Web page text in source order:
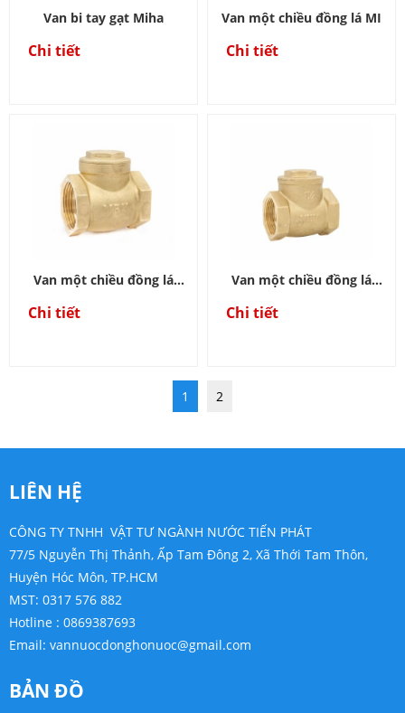
Van bi tay gạt Miha
Chi tiết
Van một chiều đồng lá MI
Chi tiết
Van một chiều đồng lá
Chi tiết
Van một chiều đồng lá
Chi tiết
1 2
LIÊN HỆ
CÔNG TY TNHH VẬT TƯ NGÀNH NƯỚC TIẾN PHÁT
77/5 Nguyễn Thị Thảnh, Ấp Tam Đông 2, Xã Thới Tam Thôn,
Huyện Hóc Môn, TP.HCM
MST: 0317 576 882
Hotline : 0869387693
Email: vannuocdonghonuoc@gmail.com
BẢN ĐỒ